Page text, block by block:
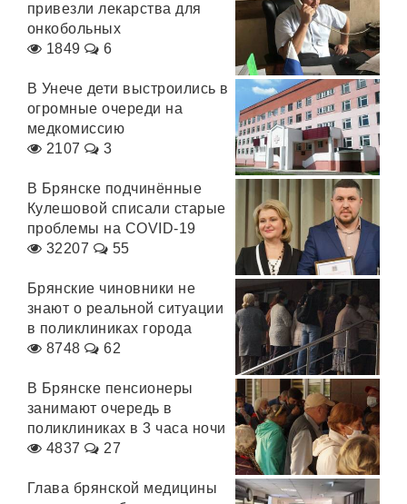
привезли лекарства для
онкобольных
1849
6
В Унече дети выстроились в
огромные очереди на
медкомиссию
2107
3
В Брянске подчинённые
Кулешовой списали старые
проблемы на COVID-19
32207
55
Брянские чиновники не
знают о реальной ситуации
в поликлиниках города
8748
62
В Брянске пенсионеры
занимают очередь в
поликлиниках в 3 часа ночи
4837
27
Глава брянской медицины